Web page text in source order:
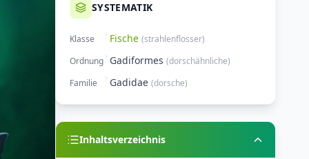
SYSTEMATIK
Klasse Fische (strahlenflosser)
Ordnung Gadiformes (dorschähnliche)
Familie
Gadidae (dorsche)
Inhaltsverzeichnis